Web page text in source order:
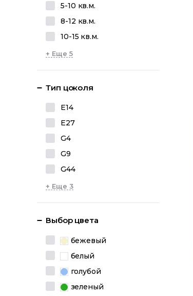
5-10 кв.м.
8-12 кв.м.
10-15 кв.м.
+ Еще 5
Тип цоколя
E14
E27
G4
G9
G44
+ Еще 3
Выбор цвета
бежевый
белый
голубой
зеленый